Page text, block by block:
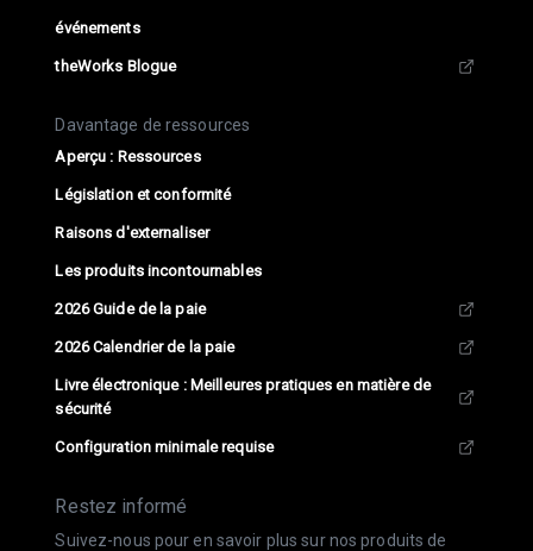
événements
theWorks Blogue
Davantage de ressources
Aperçu : Ressources
Législation et conformité
Raisons d'externaliser
Les produits incontournables
2026 Guide de la paie
2026 Calendrier de la paie
Livre électronique : Meilleures pratiques en matière de
sécurité
Configuration minimale requise
Restez informé
Suivez-nous pour en savoir plus sur nos produits de